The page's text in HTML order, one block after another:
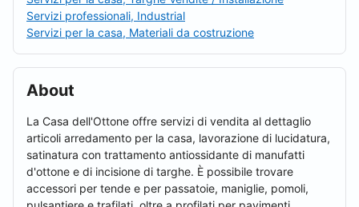
Servizi professionali, Industrial
Servizi per la casa, Materiali da costruzione
About
La Casa dell'Ottone offre servizi di vendita al dettaglio
articoli arredamento per la casa, lavorazione di lucidatura,
satinatura con trattamento antiossidante di manufatti
d'ottone e di incisione di targhe. È possibile trovare
accessori per tende e per passatoie, maniglie, pomoli,